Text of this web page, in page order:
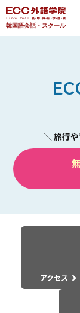
韓国語会話・スクール
アクセス